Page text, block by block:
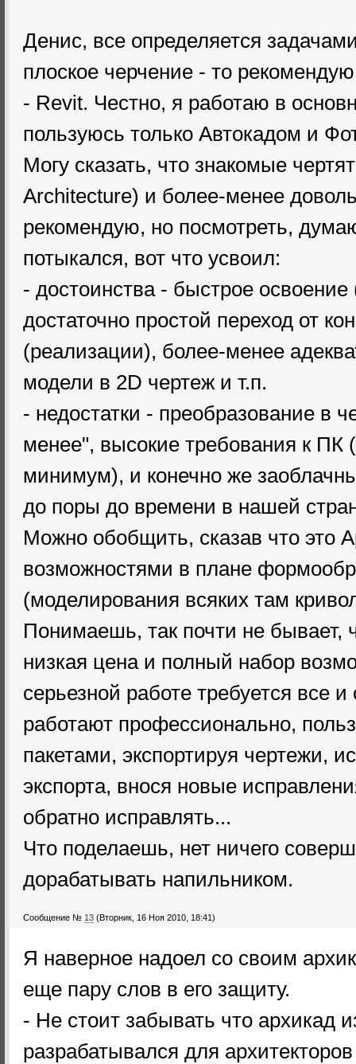
Денис, все определяется
плоское черчение - то
- Revit. Честно, я работаю в
пользуюсь только Автокадом и
Могу сказать, что знакомые
Architecture) и более-менее
рекомендую, но посмотреть,
потыкался, вот что усвоил:
- достоинства - быстрое
достаточно простой переход от
(реализации), более-менее
модели в 2D чертеж и т.п.
- недостатки - преобразование в
менее", высокие требования к ПК
минимум), и конечно же
до поры до времени в нашей
Можно обобщить, сказав что это
возможностями в плане
(моделирования всяких там
Понимаешь, так почти не бывает,
низкая цена и полный набор
серьезной работе требуется все
работают профессионально,
пакетами, экспортируя чертежи,
экспорта, внося новые
обратно исправлять...
Что поделаешь, нет ничего
дорабатывать напильником.
Сообщение № 13 (Вторник, 16 Ноя 2010, 18:41)
Я наверное надоел со своим
еще пару слов в его защиту.
- Не стоит забывать что архикад
разрабатывался для архитекторов